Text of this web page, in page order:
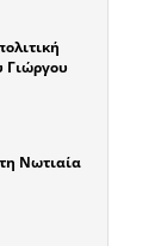
Γιώργου
Νωτιαία